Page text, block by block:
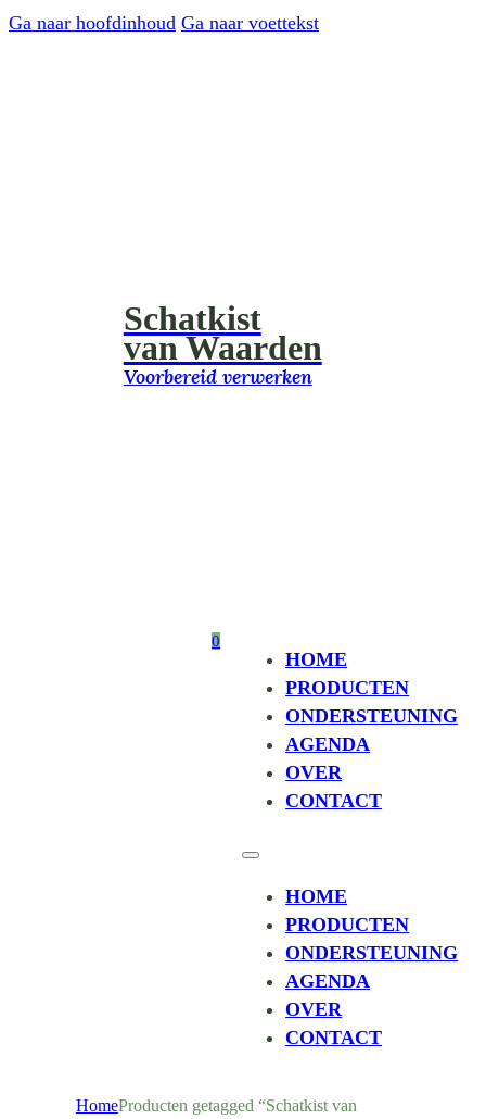
Ga naar hoofdinhoud Ga naar voettekst
Schatkist
van Waarden
Voorbereid verwerken
HOME
PRODUCTEN
ONDERSTEUNING
AGENDA
OVER
CONTACT
HOME
PRODUCTEN
ONDERSTEUNING
AGENDA
OVER
CONTACT
0
HomeProducten getagged “Schatkist van